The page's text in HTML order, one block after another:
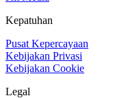
Kepatuhan
Pusat Kepercayaan
Kebijakan Privasi
Kebijakan Cookie
Legal